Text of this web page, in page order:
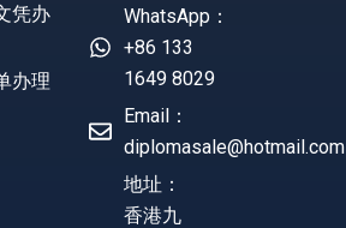
凭办
办理
WhatsApp：
+86 133
1649 8029
Email：
diplomasale@hotmail.com
地址：
香港九